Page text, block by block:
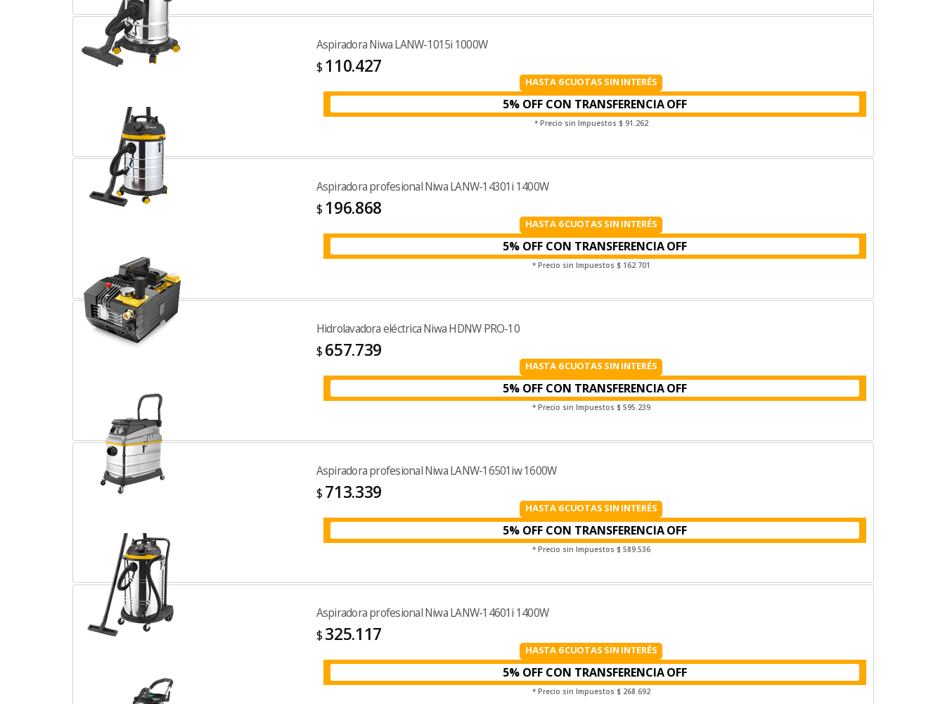
Aspiradora Niwa LANW-1015i 1000W
$ 110.427
HASTA 6 CUOTAS SIN INTERÉS
5% OFF CON TRANSFERENCIA
* Precio sin Impuestos $ 91.262
Aspiradora profesional Niwa LANW-14301i 1400W
$ 196.868
HASTA 6 CUOTAS SIN INTERÉS
5% OFF CON TRANSFERENCIA
* Precio sin Impuestos $ 162.701
Hidrolavadora eléctrica Niwa HDNW PRO-10
$ 657.739
HASTA 6 CUOTAS SIN INTERÉS
5% OFF CON TRANSFERENCIA
* Precio sin Impuestos $ 595.239
Aspiradora profesional Niwa LANW-16501iw 1600W
$ 713.339
HASTA 6 CUOTAS SIN INTERÉS
5% OFF CON TRANSFERENCIA
* Precio sin Impuestos $ 589.536
Aspiradora profesional Niwa LANW-14601i 1400W
$ 325.117
HASTA 6 CUOTAS SIN INTERÉS
5% OFF CON TRANSFERENCIA
* Precio sin Impuestos $ 268.692